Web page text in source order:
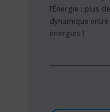
l’Énergie : plus
dynamique
énergies !